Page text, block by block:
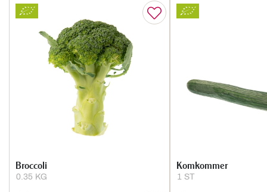
0.35 KG
Broccoli
1 ST
Komkommer